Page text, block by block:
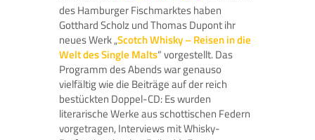
des Hamburger Fischmarktes haben
Gotthard Scholz und Thomas Dupont ihr
neues Werk „Scotch Whisky – Reisen in die
Welt des Single Malts“ vorgestellt. Das
Programm des Abends war genauso
vielfältig wie die Beiträge auf der reich
bestückten Doppel-CD: Es wurden
literarische Werke aus schottischen Federn
vorgetragen, Interviews mit Whisky-